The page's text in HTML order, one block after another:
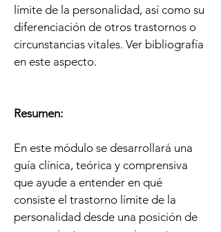
límite de la personalidad, así como su
diferenciación de otros trastornos o
circunstancias vitales. Ver bibliografía
en este aspecto.
Resumen:
En este módulo se desarrollará una
guía clínica, teórica y comprensiva
que ayude a entender en qué
consiste el trastorno límite de la
personalidad desde una posición de